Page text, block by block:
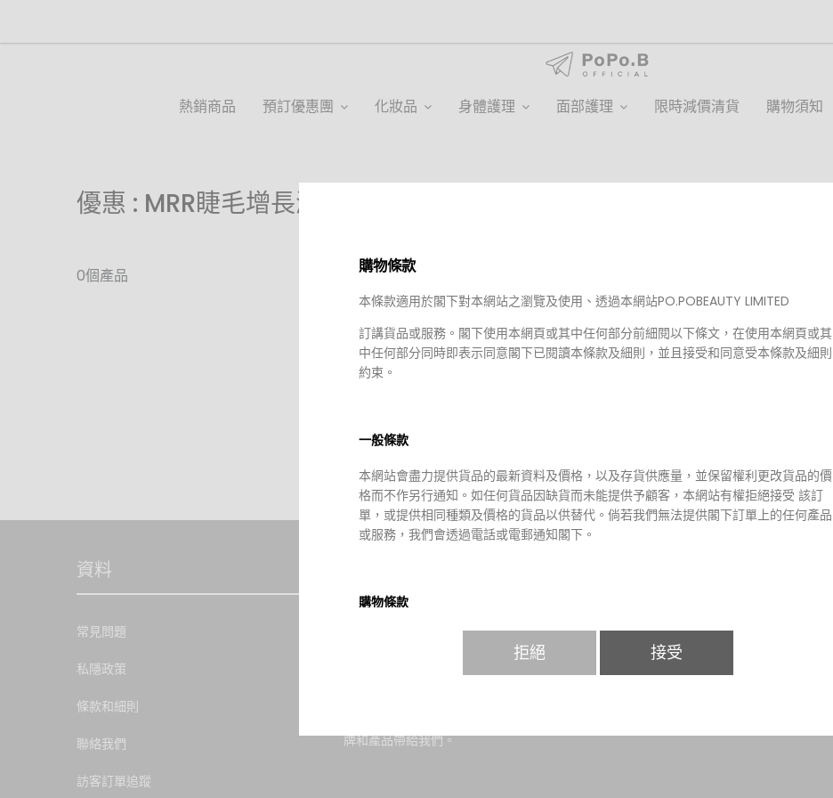
熱銷商品 預訂優惠團 化妝品 身體護理 面部護理 限時減價清貨 購物須知
優惠 : MRR睫毛增長液組合優惠
0個產品
資料
常見問題
私隱政策
條款和細則
聯絡我們
訪客訂單追蹤
2015年經歷至今。 主要出售多國化妝品及護
膚品。 所有貨品均來自官方授權訂購或購至
牌和產品帶給我們。
購物條款
本條款適用於閣下對本網站之瀏覽及使用、透過本網站PO.POBEAUTY LIMITED
訂講貨品或服務。閣下使用本網頁或其中任何部分前細閱以下條文，在使用本網頁或其
中任何部分同時即表示同意閣下已閱讀本條款及細則，並且接受和同意受本條款及細則
約束。
一般條款
本網站會盡力提供貨品的最新資料及價格，以及存貨供應量，並保留權利更改貨品的價
格而不作另行通知。如任何貨品因缺貨而未能提供予顧客，本網站有權拒絕接受 該訂
單，或提供相同種類及價格的貨品以供替代。倘若我們無法提供閣下訂單上的任何產品
或服務，我們會透過電話或電郵通知閣下。
購物條款
必須於訂購貨品時以銀行轉賬或PayPal、VISA卡或萬事達卡支付有關 款項。有關銀行
或第三方貿易商用於處理信用卡交易通道發生故障時，本網站將不承擔任何責任。本網
給顧客，但若因顧客額外要求面而導致的任何損失， 本公司恕不負責。 顧客將於收取
拒絕 接受